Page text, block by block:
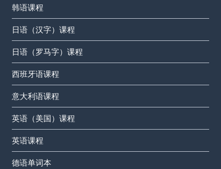
韩语课程
日语（汉字）课程
日语（罗马字）课程
西班牙语课程
意大利语课程
英语（美国）课程
英语课程
德语单词本